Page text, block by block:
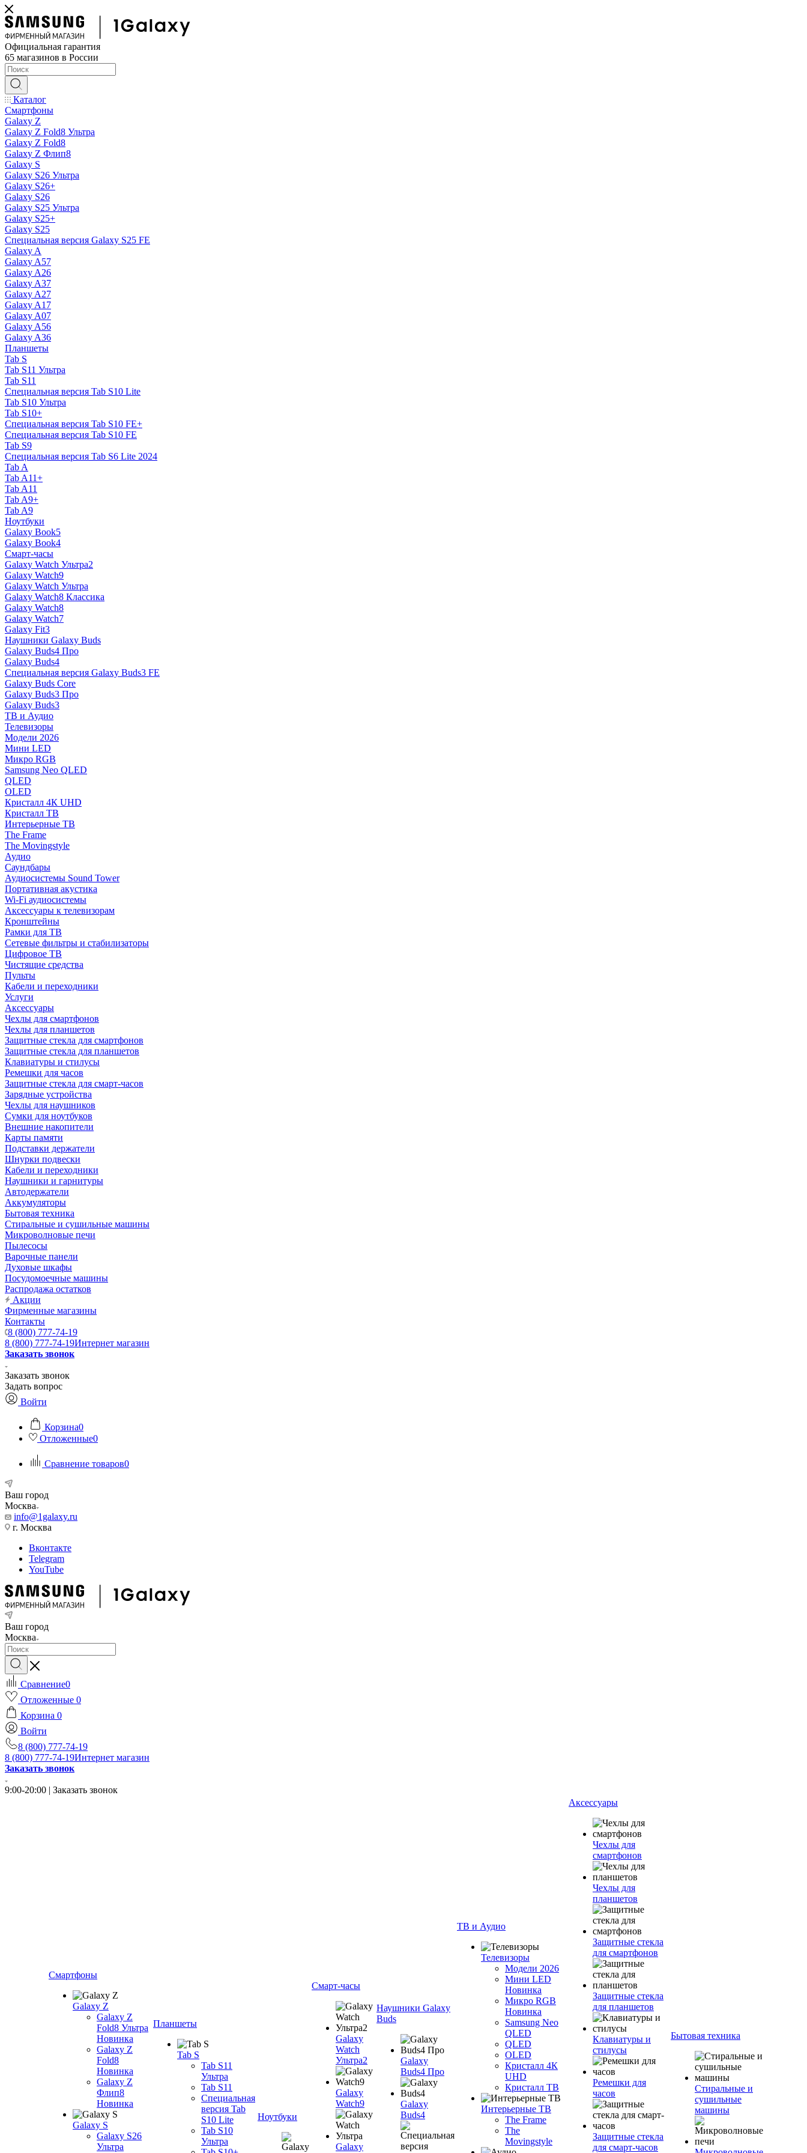
Официальная гарантия
65 магазинов в России
Каталог
Смартфоны
Galaxy Z
Galaxy Z Fold8 Ультра
Galaxy Z Fold8
Galaxy Z Флип8
Galaxy S
Galaxy S26 Ультра
Galaxy S26+
Galaxy S26
Galaxy S25 Ультра
Galaxy S25+
Galaxy S25
Специальная версия Galaxy S25 FE
Galaxy A
Galaxy A57
Galaxy A26
Galaxy A37
Galaxy A27
Galaxy A17
Galaxy A07
Galaxy A56
Galaxy A36
Планшеты
Tab S
Tab S11 Ультра
Tab S11
Специальная версия Tab S10 Lite
Tab S10 Ультра
Tab S10+
Специальная версия Tab S10 FE+
Специальная версия Tab S10 FE
Tab S9
Специальная версия Tab S6 Lite 2024
Tab A
Tab A11+
Tab A11
Tab A9+
Tab A9
Ноутбуки
Galaxy Book5
Galaxy Book4
Смарт-часы
Galaxy Watch Ультра2
Galaxy Watch9
Galaxy Watch Ультра
Galaxy Watch8 Классика
Galaxy Watch8
Galaxy Watch7
Galaxy Fit3
Наушники Galaxy Buds
Galaxy Buds4 Про
Galaxy Buds4
Специальная версия Galaxy Buds3 FE
Galaxy Buds Core
Galaxy Buds3 Про
Galaxy Buds3
ТВ и Аудио
Телевизоры
Модели 2026
Мини LED
Микро RGB
Samsung Neo QLED
QLED
OLED
Кристалл 4К UHD
Кристалл ТВ
Интерьерные ТВ
The Frame
The Movingstyle
Аудио
Саундбары
Аудиосистемы Sound Tower
Портативная акустика
Wi-Fi аудиосистемы
Аксессуары к телевизорам
Кронштейны
Рамки для ТВ
Сетевые фильтры и стабилизаторы
Цифровое ТВ
Чистящие средства
Пульты
Кабели и переходники
Услуги
Аксессуары
Чехлы для смартфонов
Чехлы для планшетов
Защитные стекла для смартфонов
Защитные стекла для планшетов
Клавиатуры и стилусы
Ремешки для часов
Защитные стекла для смарт-часов
Зарядные устройства
Чехлы для наушников
Сумки для ноутбуков
Внешние накопители
Карты памяти
Подставки держатели
Шнурки подвески
Кабели и переходники
Наушники и гарнитуры
Автодержатели
Аккумуляторы
Бытовая техника
Стиральные и сушильные машины
Микроволновые печи
Пылесосы
Варочные панели
Духовые шкафы
Посудомоечные машины
Распродажа остатков
Акции
Фирменные магазины
Контакты
8 (800) 777-74-19
8 (800) 777-74-19Интернет магазин
Заказать звонок
Заказать звонок
Задать вопрос
Войти
Корзина0
Отложенные0
Сравнение товаров0
Ваш город
Москва
info@1galaxy.ru
г. Москва
Вконтакте
Telegram
YouTube
Ваш город
Москва
Сравнение0
Отложенные 0
Корзина 0
Войти
8 (800) 777-74-19
8 (800) 777-74-19Интернет магазин
Заказать звонок
9:00-20:00 | Заказать звонок
Смартфоны
Galaxy Z
Galaxy Z
Fold8 Ультра
Новинка
Galaxy Z
Fold8
Новинка
Galaxy Z
Флип8
Новинка
Galaxy S
Galaxy S26
Ультра
Планшеты
Tab S
Tab S11
Ультра
Tab S11
Специальная
версия Tab
S10 Lite
Tab S10
Ультра
Ноутбуки
Смарт-часы
Galaxy
Watch
Ультра2
Galaxy
Watch9
Galaxy
Наушники Galaxy
Buds
Galaxy
Buds4 Про
Galaxy
Buds4
ТВ и Аудио
Телевизоры
Модели 2026
Мини LED
Новинка
Микро RGB
Новинка
Samsung Neo
QLED
QLED
OLED
Кристалл 4К
UHD
Кристалл ТВ
Интерьерные ТВ
The Frame
The
Movingstyle
Аксессуары
Чехлы для
смартфонов
Чехлы для
планшетов
Защитные стекла
для смартфонов
Защитные стекла
для планшетов
Клавиатуры и
стилусы
Ремешки для
часов
Защитные стекла
для смарт-часов
Бытовая техника
Стиральные и
сушильные
машины